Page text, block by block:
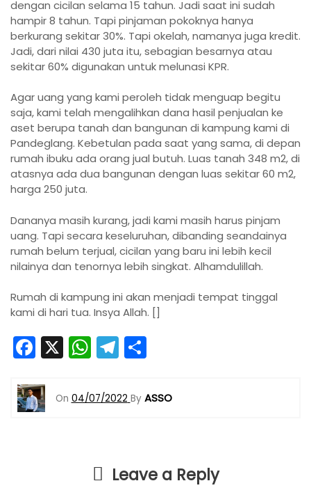
dengan cicilan selama 15 tahun. Jadi saat ini sudah
hampir 8 tahun. Tapi pinjaman pokoknya hanya
berkurang sekitar 30%. Tapi okelah, namanya juga kredit.
Jadi, dari nilai 430 juta itu, sebagian besarnya atau
sekitar 60% digunakan untuk melunasi KPR.
Agar uang yang kami peroleh tidak menguap begitu
saja, kami telah mengalihkan dana hasil penjualan ke
aset berupa tanah dan bangunan di kampung kami di
Pandeglang. Kebetulan pada saat yang sama, di depan
rumah ibuku ada orang jual butuh. Luas tanah 348 m2, di
atasnya ada dua bangunan dengan luas sekitar 60 m2,
harga 250 juta.
Dananya masih kurang, jadi kami masih harus pinjam
uang. Tapi secara keseluruhan, dibanding seandainya
rumah belum terjual, cicilan yang baru ini lebih kecil
nilainya dan tenornya lebih singkat. Alhamdulillah.
Rumah di kampung ini akan menjadi tempat tinggal
kami di hari tua. Insya Allah. []
F
a
c
e
X W
h
a
ts
p
T
el
e
gr
ar
On 04/07/2022 By ASSO
Leave a Reply